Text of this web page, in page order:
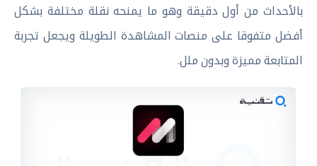
بالأحداث من أول دقيقة وهو ما يمنحه نقلة مختلفة بشكل
أفضل متفوقا على منصات المشاهدة الطويلة ويجعل تجربة
المتابعة مميزة وبدون ملل.